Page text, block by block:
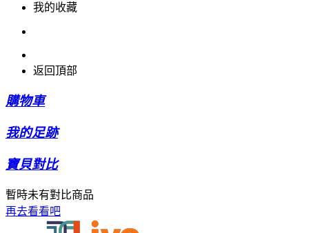
我的收藏
返回頂部
購物車
我的足跡
寶貝對比
暫時未有對比商品
再去看看吧